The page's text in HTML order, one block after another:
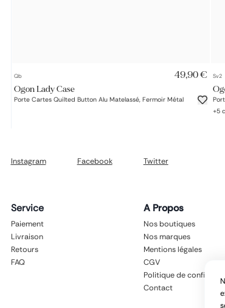
Qb 49,90 €
Ogon Lady Case
Porte Cartes Quilted Button Alu Matelassé, Fermoir Métal
Sv2
+5
Instagram Facebook Twitter
Service
Paiement
Livraison
Retours
FAQ
A Propos
Nos boutiques
Nos marques
Mentions légales
CGV
Politique de
Contact